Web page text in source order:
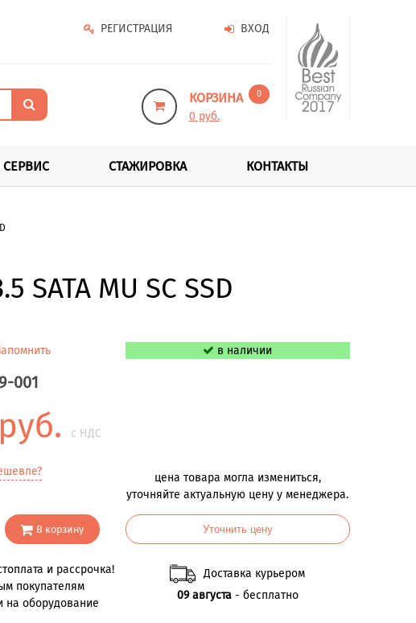
ВХОД
РЕГИСТРАЦИЯ
КОРЗИНА 0
0 руб.
СЕРВИС СТАЖИРОВКА КОНТАКТЫ
SATA MU SC SSD
001
с НДС
В корзину
и рассрочка!
покупателям
на оборудование
в наличии
цена товара могла измениться,
уточняйте актуальную цену у менеджера.
Уточнить цену
Доставка курьером
09 августа- бесплатно